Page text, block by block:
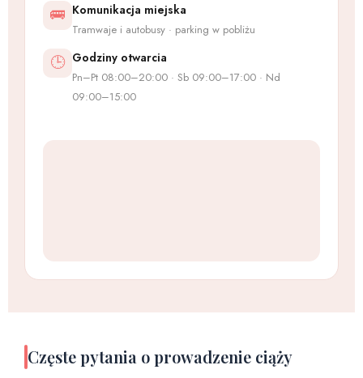
🚌 Komunikacja miejska
Tramwaje i autobusy · parking w pobliżu
🕒 Godziny otwarcia
Pn–Pt 08:00–20:00 · Sb 09:00–17:00 · Nd
09:00–15:00
Częste pytania o prowadzenie ciąży